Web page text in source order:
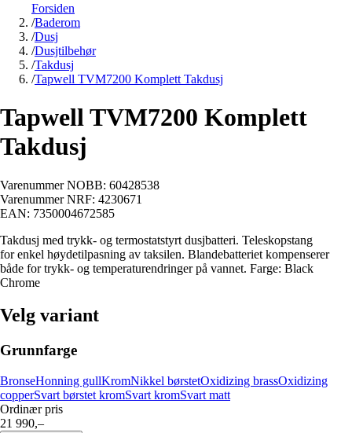
Forsiden
/Baderom
/Dusj
/Dusjtilbehør
/Takdusj
/Tapwell TVM7200 Komplett Takdusj
Tapwell TVM7200 Komplett
Takdusj
Varenummer NOBB: 60428538
Varenummer NRF: 4230671
EAN: 7350004672585
Takdusj med trykk- og termostatstyrt dusjbatteri. Teleskopstang
for enkel høydetilpasning av taksilen. Blandebatteriet kompenserer
både for trykk- og temperaturendringer på vannet. Farge: Black
Chrome
Velg variant
Grunnfarge
BronseHonning gullKromNikkel børstetOxidizing brassOxidizing
copperSvart børstet kromSvart kromSvart matt
Ordinær pris
21 990,–